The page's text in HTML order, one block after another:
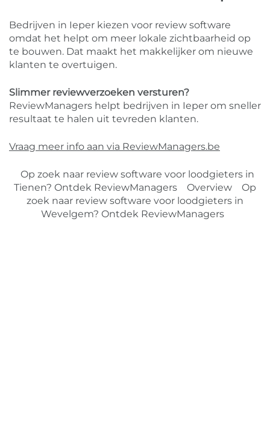
Bedrijven in Ieper kiezen voor review software
omdat het helpt om meer lokale zichtbaarheid op
te bouwen. Dat maakt het makkelijker om nieuwe
klanten te overtuigen.
Slimmer reviewverzoeken versturen?
ReviewManagers helpt bedrijven in Ieper om sneller
resultaat te halen uit tevreden klanten.
Vraag meer info aan via ReviewManagers.be
Op zoek naar review software voor loodgieters in
Tienen? Ontdek ReviewManagers
Overview
Op
zoek naar review software voor loodgieters in
Wevelgem? Ontdek ReviewManagers